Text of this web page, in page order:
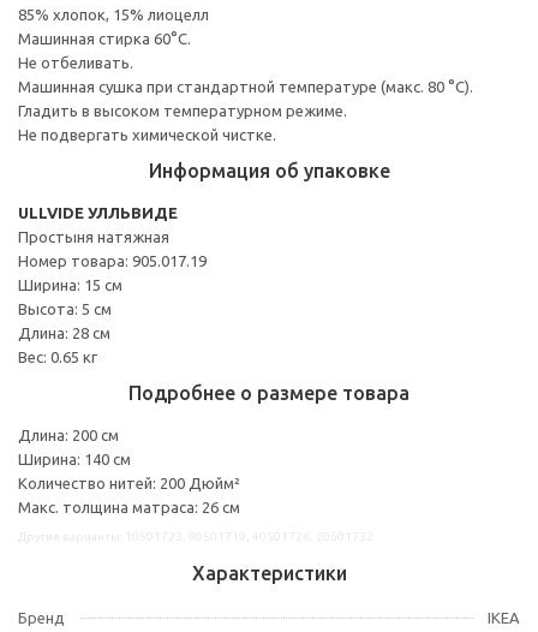
85% хлопок, 15% лиоцелл
Машинная стирка 60°С.
Не отбеливать.
Машинная сушка при стандартной температуре (макс. 80 °C).
Гладить в высоком температурном режиме.
Не подвергать химической чистке.
Информация об упаковке
ULLVIDE УЛЛЬВИДЕ
Простыня натяжная
Номер товара: 905.017.19
Ширина: 15 см
Высота: 5 см
Длина: 28 см
Вес: 0.65 кг
Подробнее о размере товара
Длина: 200 см
Ширина: 140 см
Количество нитей: 200 Дюйм²
Макс. толщина матраса: 26 см
Характеристики
Бренд
IKEA